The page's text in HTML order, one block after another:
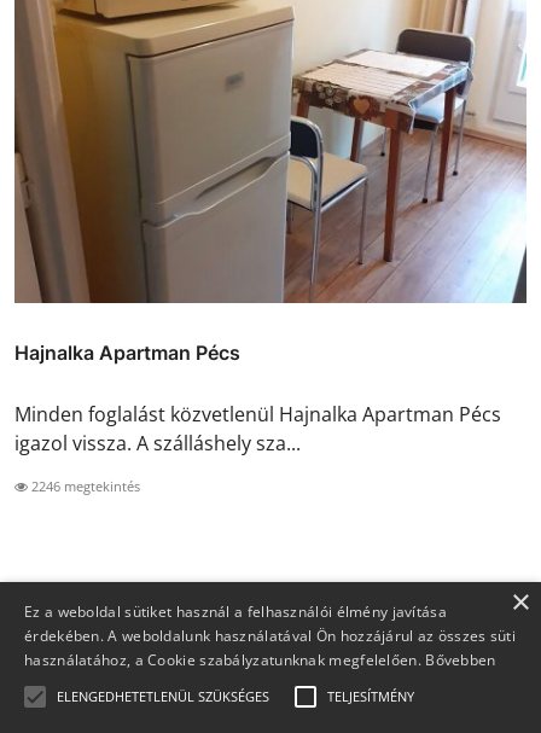
Hajnalka Apartman Pécs
Minden foglalást közvetlenül Hajnalka Apartman Pécs
igazol vissza. A szálláshely sza...
2246 megtekintés
×
Ez a weboldal sütiket használ a felhasználói élmény javítása
érdekében. A weboldalunk használatával Ön hozzájárul az összes süti
használatához, a Cookie szabályzatunknak megfelelően. Bővebben
ELENGEDHETETLENÜL SZÜKSÉGES TELJESÍTMÉNY